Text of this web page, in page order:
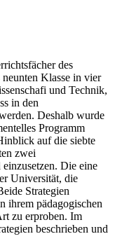
des
Klasse in vier
und Technik,
in den
Deshalb wurde
Programm
auf die siebte
zwei
Die eine
Universität, die
Strategien
ihrem pädagogischen
zu erproben. Im
beschrieben und